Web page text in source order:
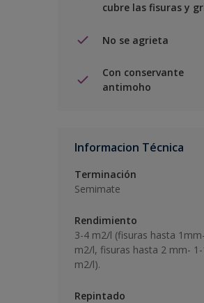
cubre las fisuras y
No se agrieta
Con conservante
antimoho
Informacion Técnica
Terminación
Semimate
Rendimiento
3-4 m2/l (fisuras hasta
m2/l, fisuras hasta 2 mm- 1-
m2/l).
Repintado